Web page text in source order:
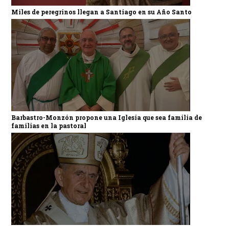
Miles de peregrinos llegan a Santiago en su Año Santo
Barbastro-Monzón propone una Iglesia que sea familia de
familias en la pastoral